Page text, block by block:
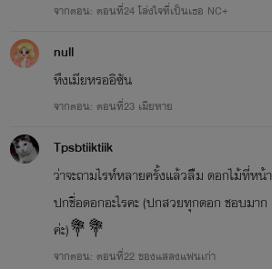
จากตอน: ตอนที่24 โล่งใจที่เป็นเธอ NC+
null
หึงเมียหรออิซัน
จากตอน: ตอนที่23 เมียหาย
Tpsbtiiktiik
ว่าจะถามไรท์หลายครั้งแล้วลิืม ดอกไม้ที่หน้า
ปกชื่อดอกอะไรคะ (ปกสวยทุกดอก ชอบมาก
ค่ะ)💐💐
จากตอน: ตอนที่22 ของแสลงแฟนเก่า